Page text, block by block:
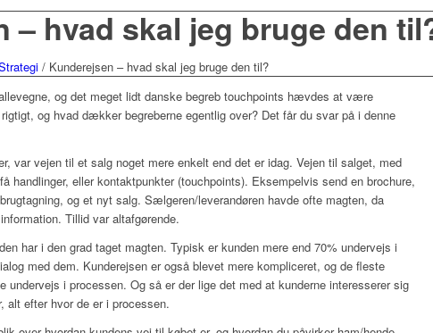
– hvad skal jeg bruge den
/ Kunderejsen – hvad skal jeg bruge den til?
og det meget lidt danske begreb touchpoints hævdes at være
og hvad dækker begreberne egentlig over? Det får du svar på i denne
var vejen til et salg noget mere enkelt end det er idag. Vejen til salget, med
handlinger, eller kontaktpunkter (touchpoints). Eksempelvis send en brochure,
og et nyt salg. Sælgeren/leverandøren havde ofte magten, da
Tillid var altafgørende.
har i den grad taget magten. Typisk er kunden mere end 70% undervejs i
med dem. Kunderejsen er også blevet mere kompliceret, og de fleste
undervejs i processen. Og så er der lige det med at kunderne interesserer sig
alt efter hvor de er i processen.